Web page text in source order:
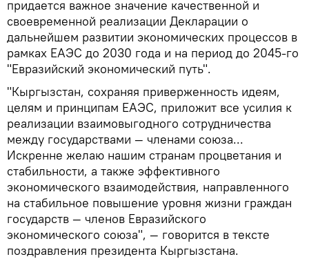
придается важное значение качественной и
своевременной реализации Декларации о
дальнейшем развитии экономических процессов в
рамках ЕАЭС до 2030 года и на период до 2045-го
"Евразийский экономический путь".
"Кыргызстан, сохраняя приверженность идеям,
целям и принципам ЕАЭС, приложит все усилия к
реализации взаимовыгодного сотрудничества
между государствами — членами союза...
Искренне желаю нашим странам процветания и
стабильности, а также эффективного
экономического взаимодействия, направленного
на стабильное повышение уровня жизни граждан
государств — членов Евразийского
экономического союза", — говорится в тексте
поздравления президента Кыргызстана.